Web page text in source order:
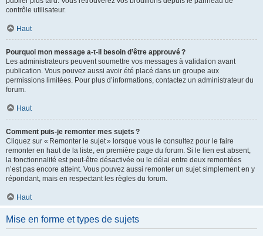
contrôle utilisateur.
Haut
Pourquoi mon message a-t-il besoin d’être approuvé ?
Les administrateurs peuvent soumettre vos messages à validation avant
publication. Vous pouvez aussi avoir été placé dans un groupe aux
permissions limitées. Pour plus d’informations, contactez un administrateur du
forum.
Haut
Comment puis-je remonter mes sujets ?
Cliquez sur « Remonter le sujet » lorsque vous le consultez pour le faire
remonter en haut de la liste, en première page du forum. Si le lien est absent,
la fonctionnalité est peut-être désactivée ou le délai entre deux remontées
n’est pas encore atteint. Vous pouvez aussi remonter un sujet simplement en y
répondant, mais en respectant les règles du forum.
Haut
Mise en forme et types de sujets